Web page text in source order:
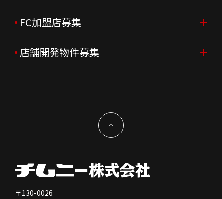
会社沿革
企業理念
新型コロナウイルス対応
月次売上
決算資料
コーポレートガバナンス
免責事項
新卒採用
中途採用
会社を知る
人を知る
店舗を探す・予約する
よくあるご質問
FC加盟店募集
FC加盟店募集TOP
独立支援について
FC加盟店お問合せ
店舗開発物件募集
〒130-0026